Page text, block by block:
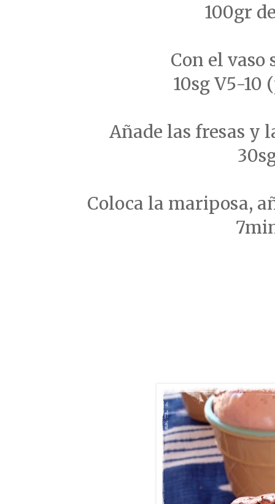
100gr
Con el vaso
10sg V5-10
Añade las fresas y
Coloca la mariposa,